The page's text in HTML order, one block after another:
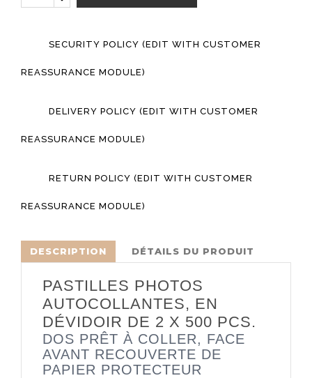
SECURITY POLICY (EDIT WITH CUSTOMER
REASSURANCE MODULE)
DELIVERY POLICY (EDIT WITH CUSTOMER
REASSURANCE MODULE)
RETURN POLICY (EDIT WITH CUSTOMER
REASSURANCE MODULE)
DESCRIPTION DÉTAILS DU PRODUIT
PASTILLES PHOTOS
AUTOCOLLANTES, EN
DÉVIDOIR DE 2 X 500 PCS.
DOS PRÊT À COLLER, FACE
AVANT RECOUVERTE DE
PAPIER PROTECTEUR